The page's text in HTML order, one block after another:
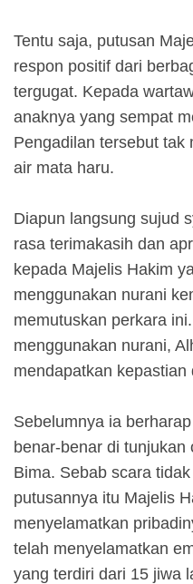
Tentu saja, putusan
respon positif dari
tergugat. Kepada
anaknya yang sempat
Pengadilan tersebut tak
air mata haru.
Diapun langsung sujud
rasa terimakasih dan
kepada Majelis Hakim
menggunakan nurani
memutuskan perkara
menggunakan nurani,
mendapatkan
Sebelumnya ia
benar-benar di tunjukan
Bima. Sebab scara
putusannya itu Majelis
menyelamatkan
telah menyelamatkan
yang terdiri dari 15 jiwa